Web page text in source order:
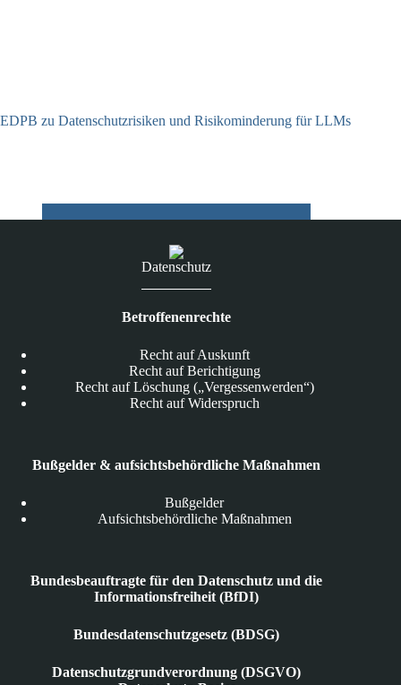
EDPB zu Datenschutzrisiken und Risikominderung für LLMs
Datenschutz
Betroffenenrechte
Recht auf Auskunft
Recht auf Berichtigung
Recht auf Löschung („Vergessenwerden“)
Recht auf Widerspruch
Bußgelder & aufsichtsbehördliche Maßnahmen
Bußgelder
Aufsichtsbehördliche Maßnahmen
Bundesbeauftragte für den Datenschutz und die
Informationsfreiheit (BfDI)
Bundesdatenschutzgesetz (BDSG)
Datenschutzgrundverordnung (DSGVO)